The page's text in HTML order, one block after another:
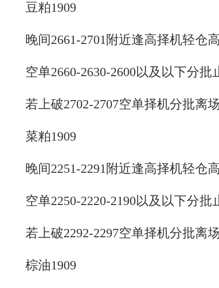
豆粕1909
晚间2661-2701附近逢高择机轻仓
空单2660-2630-2600以及以下分批
若上破2702-2707空单择机分批离
菜粕1909
晚间2251-2291附近逢高择机轻仓
空单2250-2220-2190以及以下分批
若上破2292-2297空单择机分批离
棕油1909